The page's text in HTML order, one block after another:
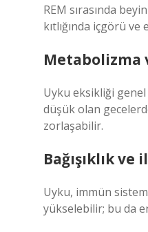
REM sırasında
kıtlığında içgörü
Metabolizma
Uyku eksikliği genel
düşük olan
zorlaşabilir.
Bağışıklık
Uyku, immün
yükselebilir; bu da